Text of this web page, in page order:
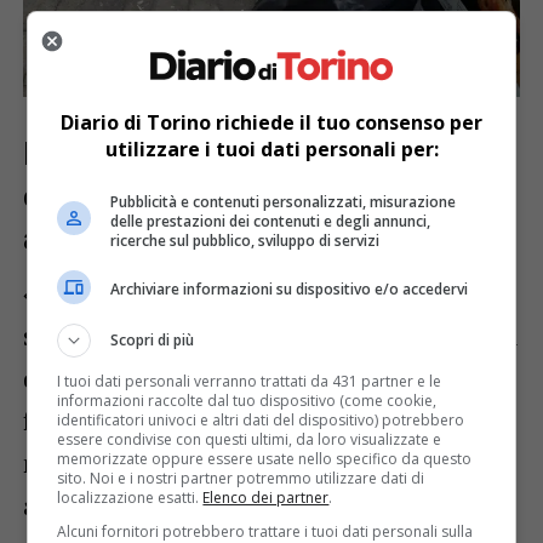
Immondizia abbandonata fuori dai
cassonetti, generi alimentari buttati
ancora confezionati
«Nonostante le eco-isole siano vuote –
scrive la consigliera, capogruppo di Fratelli
d’Italia – l’immondizia viene abbandonata
fuori creando degrado, sporcizia e
mancanza di igiene. Stamattina vicino ad
alcuni bidonivi erano addirittura
Diario di Torino richiede il tuo consenso per
utilizzare i tuoi dati personali per:
Pubblicità e contenuti personalizzati, misurazione
delle prestazioni dei contenuti e degli annunci,
ricerche sul pubblico, sviluppo di servizi
Archiviare informazioni su dispositivo e/o accedervi
Scopri di più
I tuoi dati personali verranno trattati da 431 partner e le
informazioni raccolte dal tuo dispositivo (come cookie,
identificatori univoci e altri dati del dispositivo) potrebbero
essere condivise con questi ultimi, da loro visualizzate e
memorizzate oppure essere usate nello specifico da questo
sito. Noi e i nostri partner potremmo utilizzare dati di
localizzazione esatti. Elenco dei partner.
Alcuni fornitori potrebbero trattare i tuoi dati personali sulla